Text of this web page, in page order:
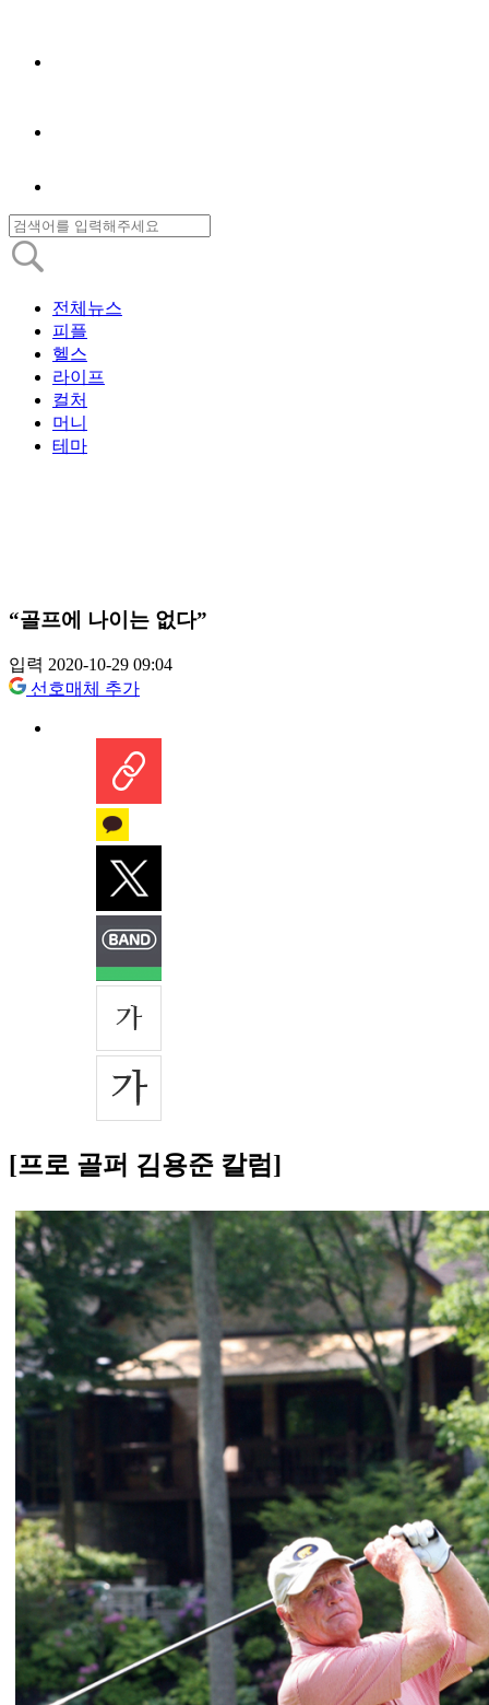
전체뉴스
피플
헬스
라이프
컬처
머니
테마
“골프에 나이는 없다”
입력 2020-10-29 09:04
선호매체 추가
[프로 골퍼 김용준 칼럼]